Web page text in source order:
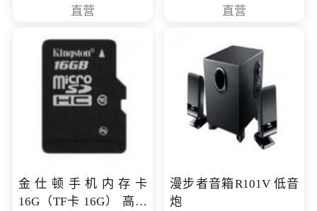
直营 直营
金仕顿手机内存卡
16G（TF卡 16G） 高速
漫步者音箱R101V 低音
炮